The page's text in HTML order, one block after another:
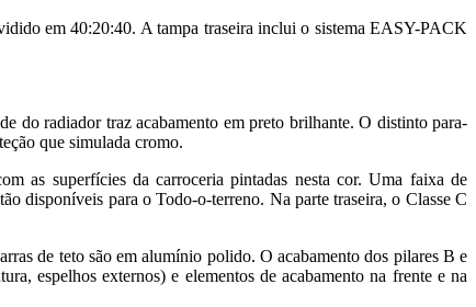
em 40:20:40. A tampa traseira inclui o sistema EASY-PACK
do radiador traz acabamento em preto brilhante. O distinto para-
que simulada cromo.
as superfícies da carroceria pintadas nesta cor. Uma faixa de
disponíveis para o Todo-o-terreno. Na parte traseira, o Classe C
de teto são em alumínio polido. O acabamento dos pilares B e
espelhos externos) e elementos de acabamento na frente e na